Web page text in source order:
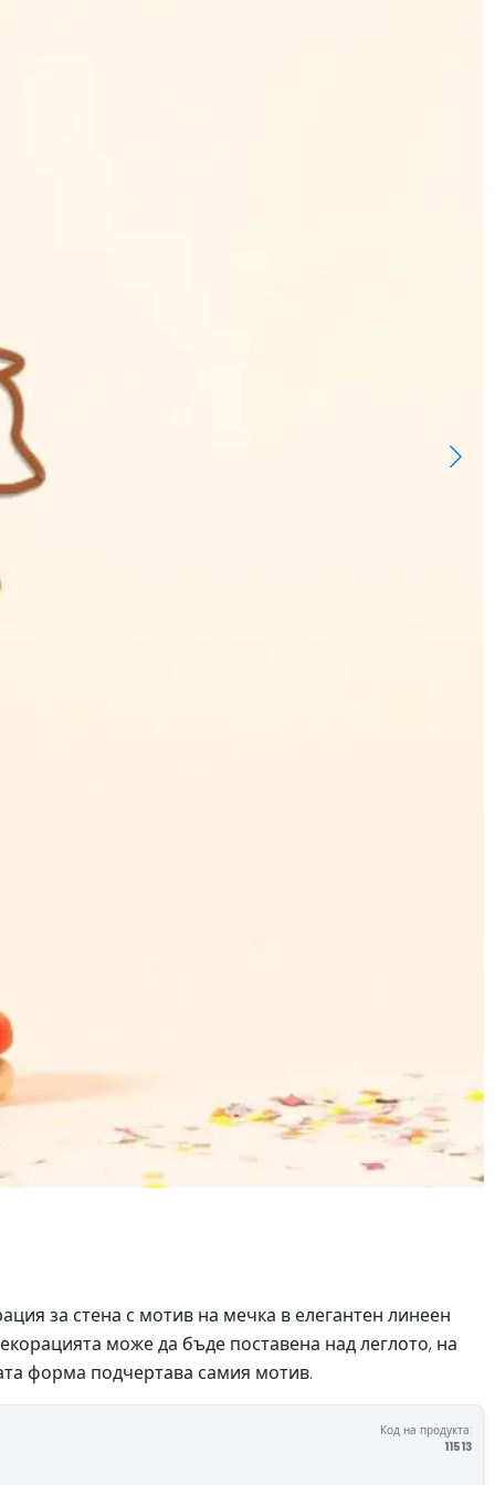
за стена с мотив на мечка в елегантен линеен
може да бъде поставена над леглото, на
форма подчертава самия мотив.
Код на продукта:
11513